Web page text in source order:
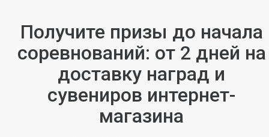
Получите призы до начала
соревнований: от 2 дней на
доставку наград и
сувениров интернет-
магазина